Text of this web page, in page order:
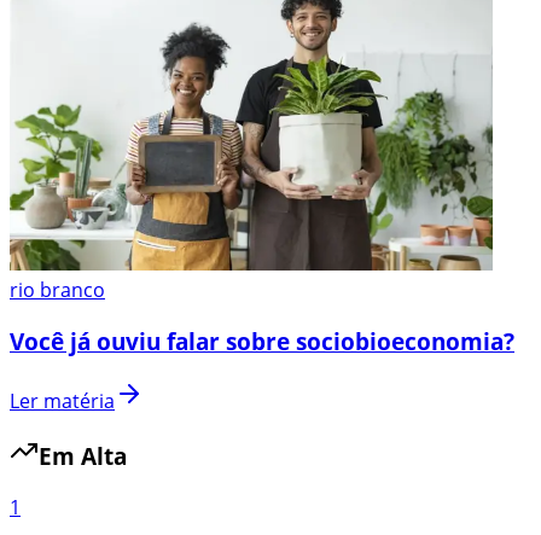
rio branco
Você já ouviu falar sobre sociobioeconomia?
Ler matéria
Em Alta
1